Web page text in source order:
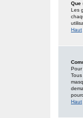
Que
Les
Haut
Pour
Haut